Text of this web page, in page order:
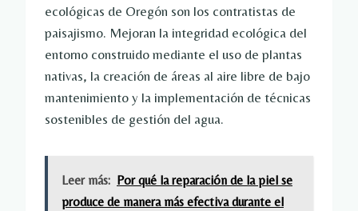
ecológicas de Oregón son los contratistas de
paisajismo. Mejoran la integridad ecológica del
entorno construido mediante el uso de plantas
nativas, la creación de áreas al aire libre de bajo
mantenimiento y la implementación de técnicas
sostenibles de gestión del agua.
Leer más: Por qué la reparación de la piel se
produce de manera más efectiva durante el